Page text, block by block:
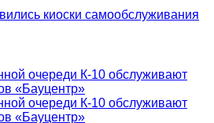
киоски самообслуживания